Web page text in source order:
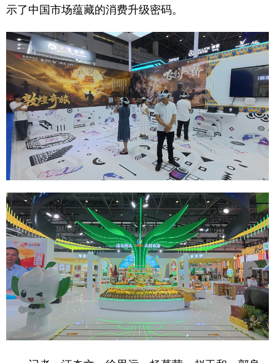
示了中国市场蕴藏的消费升级密码。